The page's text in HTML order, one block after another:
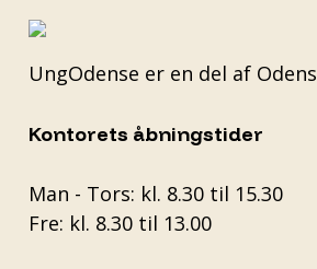
UngOdense er en del af
Kontorets åbningstider
Man - Tors: kl. 8.30 til 15.30
Fre: kl. 8.30 til 13.00